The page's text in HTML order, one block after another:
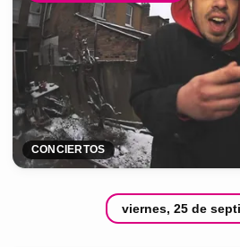
CONCIERTOS
viernes, 25 de